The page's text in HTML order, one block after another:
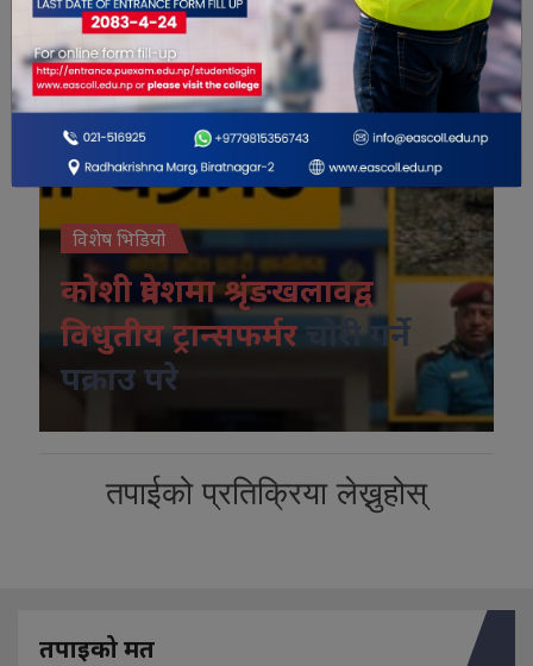
विशेष भिडियो
कोशी प्रदेशमा श्रृंङखलावद्व
विधुतीय ट्रान्सफर्मर
चोरी गर्ने
पक्राउ परे
तपाईको प्रतिक्रिया लेख्नुहोस्
तपाइको मत